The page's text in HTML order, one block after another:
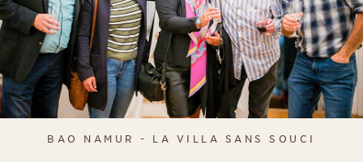
BAO NAMUR - LA VILLA SANS SOUCI